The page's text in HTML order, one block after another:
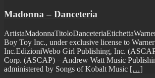
Madonna – Danceteria
Boy Toy Inc., under exclusive license to
Inc.EdizioniWebo Girl Publishing, Inc.
Corp. (ASCAP) – Andrew Watt Music
administered by Songs of Kobalt Music […]